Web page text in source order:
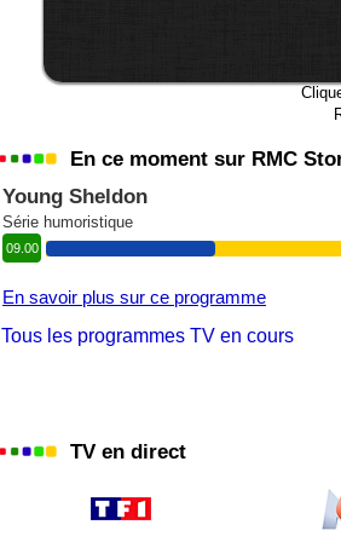
En ce moment sur RMC
Young Sheldon
Série humoristique
09.00
En savoir plus sur ce programme
Tous les programmes TV en cours
TV en direct